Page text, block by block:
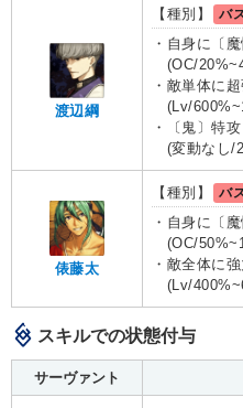
渡辺綱
【種別】
バ
・自身に〔
(OC/
・敵単体に
(Lv/
・〔鬼〕特攻
(変動なし/
俵藤太
【種別】
バ
・自身に〔
(OC/
・敵全体に
(Lv/
スキルでの状態付与
サーヴァント